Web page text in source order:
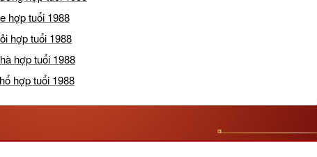
hợp tuổi 1988
hợp tuổi 1988
hợp tuổi 1988
hợp tuổi 1988